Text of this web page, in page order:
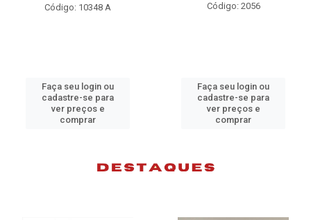
Código: 10348 A
Faça seu login ou
cadastre-se para
ver preços e
comprar
Código: 2056
Faça seu login ou
cadastre-se para
ver preços e
comprar